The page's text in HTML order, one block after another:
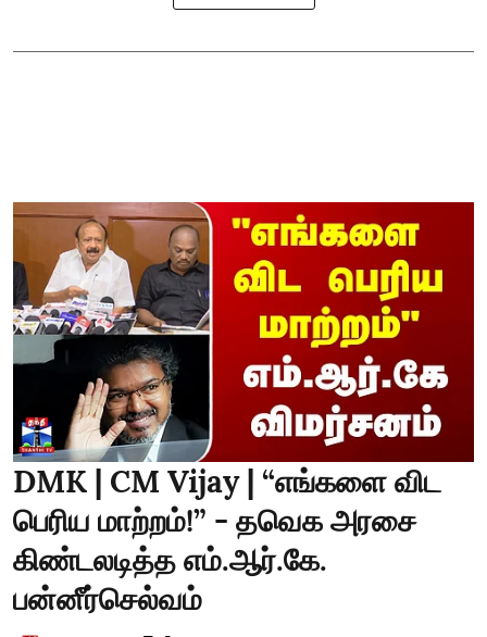
DMK | CM Vijay | “எங்களை விட
பெரிய மாற்றம்!” - தவெக அரசை
கிண்டலடித்த எம்.ஆர்.கே.
பன்னீர்செல்வம்